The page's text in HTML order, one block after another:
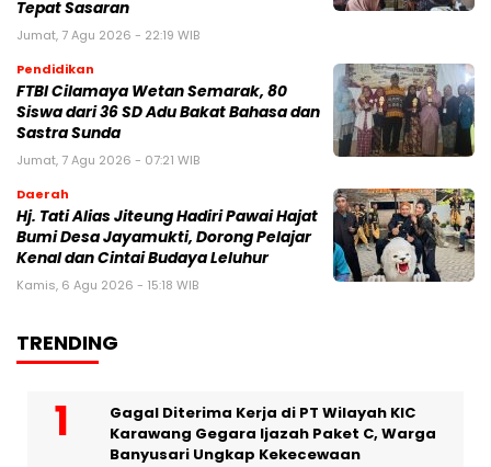
Tepat Sasaran
Jumat, 7 Agu 2026 - 22:19 WIB
Pendidikan
FTBI Cilamaya Wetan Semarak, 80
Siswa dari 36 SD Adu Bakat Bahasa dan
Sastra Sunda
Jumat, 7 Agu 2026 - 07:21 WIB
Daerah
Hj. Tati Alias Jiteung Hadiri Pawai Hajat
Bumi Desa Jayamukti, Dorong Pelajar
Kenal dan Cintai Budaya Leluhur
Kamis, 6 Agu 2026 - 15:18 WIB
TRENDING
Gagal Diterima Kerja di PT Wilayah KIC
Karawang Gegara Ijazah Paket C, Warga
Banyusari Ungkap Kekecewaan